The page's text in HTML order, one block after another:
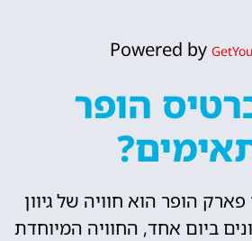
Powered by
הופר
הופר הוא חוויה של גיוון
ביום אחד, החוויה המיוחדת